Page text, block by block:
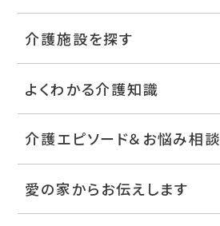
介護施設を探す
よくわかる介護知識
介護エピソード＆お悩み相談
愛の家からお伝えします